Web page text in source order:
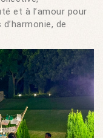
et à l’amour pour
de